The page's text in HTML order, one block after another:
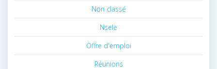
Non classé
Nsele
Offre d'emploi
Réunions